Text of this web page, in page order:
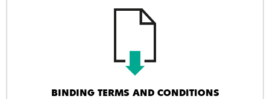
BINDING TERMS AND CONDITIONS